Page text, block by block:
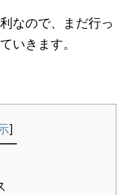
なので、まだ行っ
いきます。
]